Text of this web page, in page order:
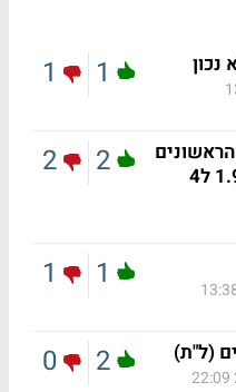
1
1
הראשונים
2
2
1
1
(ל"ת) 2
0